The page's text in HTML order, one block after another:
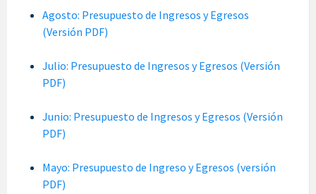
Agosto: Presupuesto de Ingresos y Egresos
(Versión PDF)
Julio: Presupuesto de Ingresos y Egresos (Versión
PDF)
Junio: Presupuesto de Ingresos y Egresos (Versión
PDF)
Mayo: Presupuesto de Ingreso y Egresos (versión
PDF)